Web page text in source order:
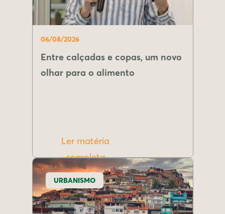
06/08/2026
Entre calçadas e copas, um novo
olhar para o alimento
Ler matéria
completa
URBANISMO